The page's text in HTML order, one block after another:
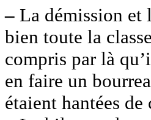
– La démission et
bien toute la
compris par là
en faire un
étaient hantées de